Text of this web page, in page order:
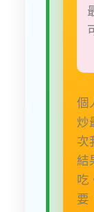
個
炒
次
結
吃
要